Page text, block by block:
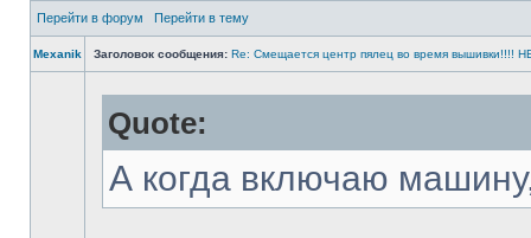
Перейти в форум Перейти в тему
Mexanik Заголовок сообщения: Re: Смещается центр пялец во время вышивки!!!!
Quote:
А когда включаю